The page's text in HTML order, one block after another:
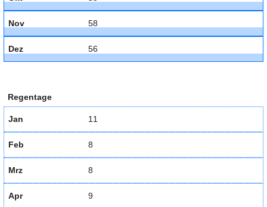
Nov 58
Dez 56
Regentage
Jan 11
Feb 8
Mrz 8
Apr 9